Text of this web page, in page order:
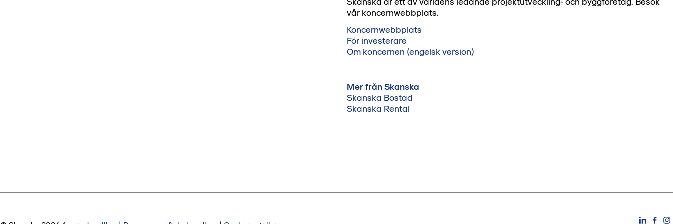
vår koncernwebbplats.
Koncernwebbplats
För investerare
Om koncernen (engelsk version)
Mer från Skanska
Skanska Bostad
Skanska Rental